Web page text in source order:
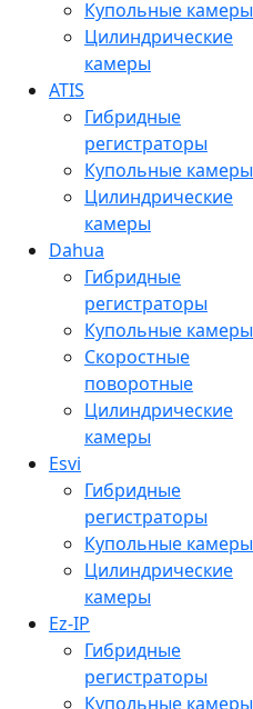
Купольные камеры
Цилиндрические
камеры
ATIS
Гибридные
регистраторы
Купольные камеры
Цилиндрические
камеры
Dahua
Гибридные
регистраторы
Купольные камеры
Скоростные
поворотные
Цилиндрические
камеры
Esvi
Гибридные
регистраторы
Купольные камеры
Цилиндрические
камеры
Ez-IP
Гибридные
регистраторы
Купольные камеры